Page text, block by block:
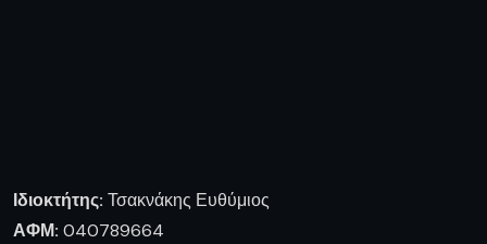
Ιδιοκτήτης: Τσακνάκης Ευθύμιος
ΑΦΜ: 040789664